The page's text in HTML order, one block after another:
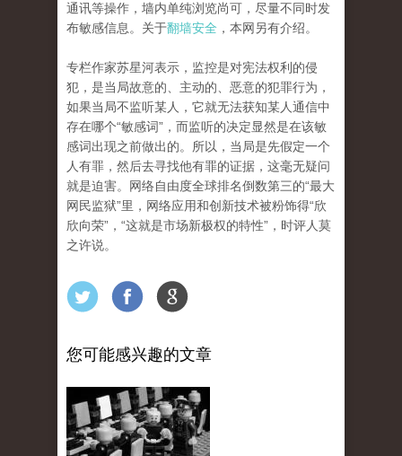
通讯等操作，墙内单纯浏览尚可，尽量不同时发
布敏感信息。关于翻墙安全 ，本网另有介绍。
专栏作家苏星河表示，监控是对宪法权利的侵
犯，是当局故意的、主动的、恶意的犯罪行为，
如果当局不监听某人，它就无法获知某人通信中
存在哪个“敏感词”，而监听的决定显然是在该敏
感词出现之前做出的。所以，当局是先假定一个
人有罪，然后去寻找他有罪的证据，这毫无疑问
就是迫害。网络自由度全球排名倒数第三的“最大
网民监狱”里，网络应用和创新技术被粉饰得“欣
欣向荣”，“这就是市场新极权的特性”，时评人莫
之许说。
您可能感兴趣的文章